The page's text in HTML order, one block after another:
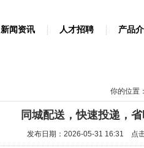
新闻资讯 人才招聘 产品
你的位置：
同城配送，快速投递，省
发布日期：2026-05-31 16:31 点